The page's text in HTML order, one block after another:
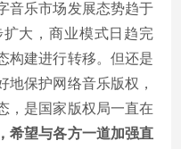
音乐市场发展态势趋于
大，商业模式日趋完
构建进行转移。但还是
地保护网络音乐版权，
，是国家版权局一直在
希望与各方一道加强直